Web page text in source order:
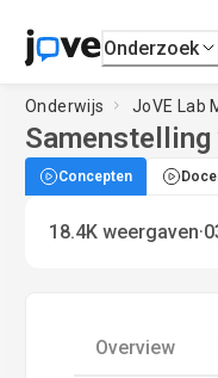
Onderzoek
Onderwijs JoVE Lab
Samenstelling
Concepten
18.4K weergaven·
Overview